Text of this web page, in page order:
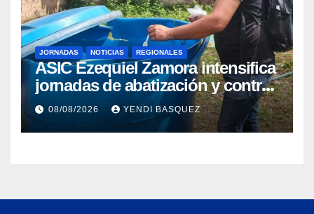
JORNADAS NOTICIAS REGIONALES
ASIC Ezequiel Zamora intensifica
jornadas de abatización y control
de vectores en comunidades del
Guárico
08/08/2026 YENDI BASQUEZ